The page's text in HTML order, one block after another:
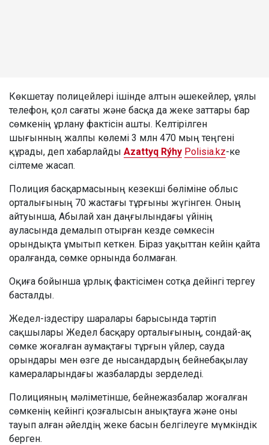
Көкшетау полицейлері ішінде алтын әшекейлер, ұялы
телефон, қол сағаты және басқа да жеке заттары бар
сөмкенің ұрлану фактісін ашты. Келтірілген
шығынның жалпы көлемі 3 млн 470 мың теңгені
құрады, деп хабарлайды Azattyq Rýhy Polisia.kz-ке
сілтеме жасап.
Полиция басқармасының кезекші бөліміне облыс
орталығының 70 жастағы тұрғыны жүгінген. Оның
айтуынша, Абылай хан даңғылындағы үйінің
ауласында демалып отырған кезде сөмкесін
орындықта ұмытып кеткен. Біраз уақыттан кейін қайта
оралғанда, сөмке орнында болмаған.
Оқиға бойынша ұрлық фактісімен сотқа дейінгі тергеу
басталды.
Жедел-іздестіру шаралары барысында тәртіп
сақшылары Жедел басқару орталығының, сондай-ақ
сөмке жоғалған аумақтағы тұрғын үйлер, сауда
орындары мен өзге де нысандардың бейнебақылау
камераларындағы жазбаларды зерделеді.
Полицияның мәліметінше, бейнежазбалар жоғалған
сөмкенің кейінгі қозғалысын анықтауға және оны
тауып алған әйелдің жеке басын белгілеуге мүмкіндік
берген.